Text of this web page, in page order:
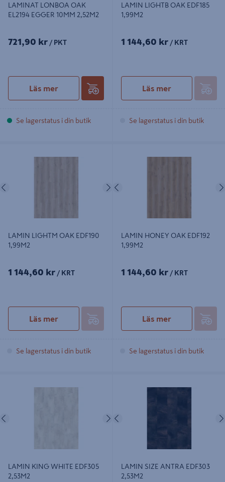
LAMINAT LONBOA OAK
EL2194 EGGER 10MM 2,52M2
721,90 kr / PKT
Läs mer
Se lagerstatus i din butik
LAMIN LIGHTB OAK EDF185
1,99M2
1 144,60 kr / KRT
Läs mer
Se lagerstatus i din butik
Nästa
LAMIN LIGHTM OAK EDF190
1,99M2
1 144,60 kr / KRT
Läs mer
Se lagerstatus i din butik
LAMIN HONEY OAK EDF192
1,99M2
1 144,60 kr / KRT
Läs mer
Se lagerstatus i din butik
Nästa
LAMIN KING WHITE EDF305
2,53M2
Föregående
LAMIN SIZE ANTRA EDF303
2,53M2